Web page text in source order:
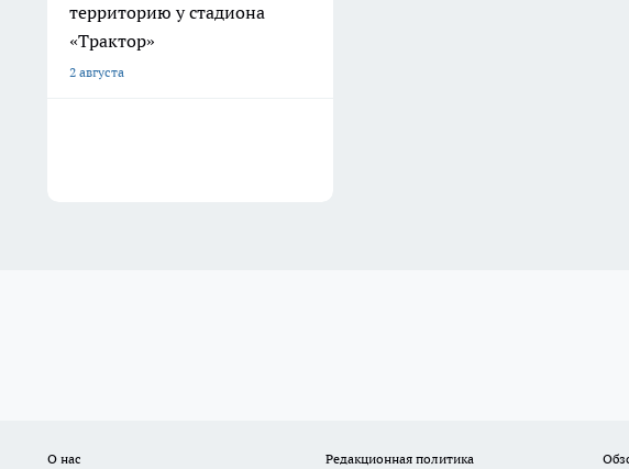
территорию у стадиона
«Трактор»
2 августа
О нас Редакционная политика